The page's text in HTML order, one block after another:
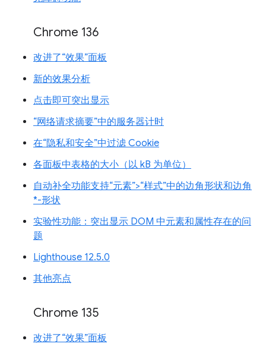
Chrome 136
改进了“效果”面板
新的效果分析
点击即可突出显示
“网络请求摘要”中的服务器计时
在“隐私和安全”中过滤 Cookie
各面板中表格的大小（以 kB 为单位）
自动补全功能支持“元素”>“样式”中的边角形状和边角
*-形状
实验性功能：突出显示 DOM 中元素和属性存在的问
题
Lighthouse 12.5.0
其他亮点
Chrome 135
改进了“效果”面板